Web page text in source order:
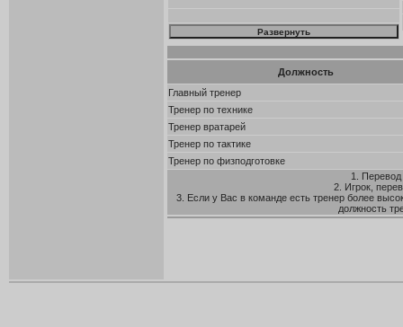
Должность
Главный тренер
Тренер по технике
Тренер вратарей
Тренер по тактике
Тренер по физподготовке
1. Перевод
2. Игрок,
3. Если у Вас в команде есть тренер более
должность